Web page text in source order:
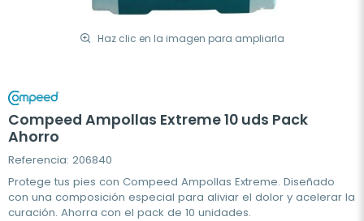
Haz clic en la imagen para ampliarla
Compeed Ampollas Extreme 10 uds Pack
Ahorro
Referencia: 206840
Protege tus pies con Compeed Ampollas Extreme. Diseñado
con una composición especial para aliviar el dolor y acelerar la
curación. Ahorra con el pack de 10 unidades.